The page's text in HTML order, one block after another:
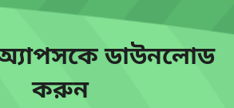
অ্যাপসকে ডাউনলোড
করুন